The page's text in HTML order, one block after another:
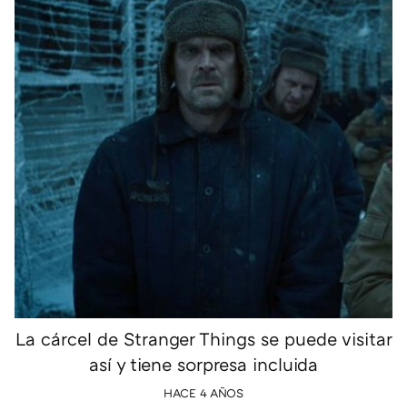
La cárcel de Stranger Things se puede visitar
así y tiene sorpresa incluida
HACE 4 AÑOS